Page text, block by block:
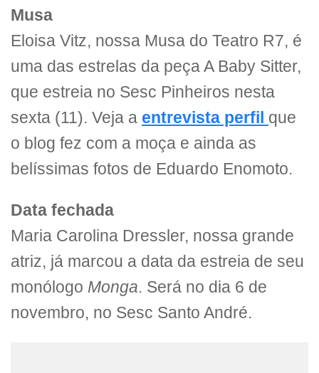
Musa
Eloisa Vitz, nossa Musa do Teatro R7, é
uma das estrelas da peça A Baby Sitter,
que estreia no Sesc Pinheiros nesta
sexta (11). Veja a entrevista perfil que
o blog fez com a moça e ainda as
belíssimas fotos de Eduardo Enomoto.
Data fechada
Maria Carolina Dressler, nossa grande
atriz, já marcou a data da estreia de seu
monólogo Monga. Será no dia 6 de
novembro, no Sesc Santo André.